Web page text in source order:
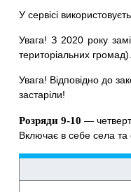
У сервісі
Увага! З 2020 року
територіальних
Увага! Відповідно до
застаріли!
Розряди 9-10 —
Включає в себе села та